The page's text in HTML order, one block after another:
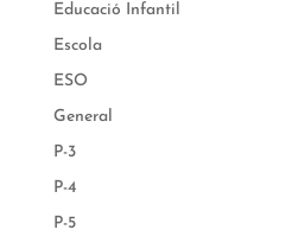
Educació Infantil
Escola
ESO
General
P-3
P-4
P-5